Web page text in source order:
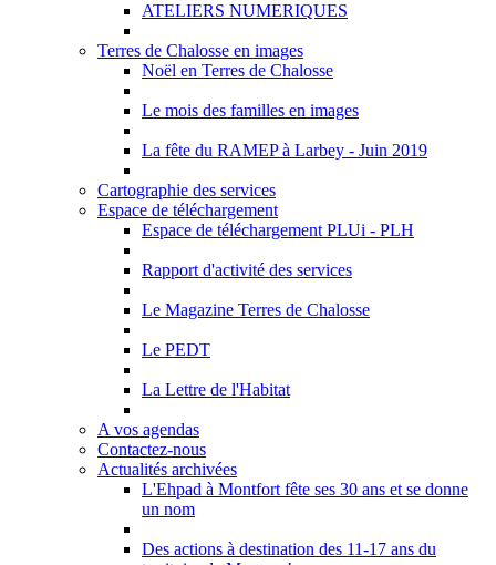
ATELIERS NUMERIQUES
Terres de Chalosse en images
Noël en Terres de Chalosse
Le mois des familles en images
La fête du RAMEP à Larbey - Juin 2019
Cartographie des services
Espace de téléchargement
Espace de téléchargement PLUi - PLH
Rapport d'activité des services
Le Magazine Terres de Chalosse
Le PEDT
La Lettre de l'Habitat
A vos agendas
Contactez-nous
Actualités archivées
L'Ehpad à Montfort fête ses 30 ans et se donne
un nom
Des actions à destination des 11-17 ans du